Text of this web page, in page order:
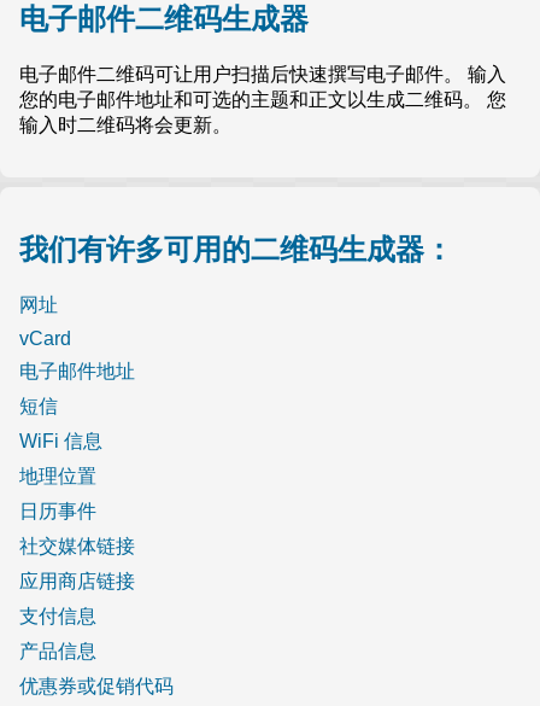
电子邮件二维码生成器
电子邮件二维码可让用户扫描后快速撰写电子邮件。 输入
您的电子邮件地址和可选的主题和正文以生成二维码。 您
输入时二维码将会更新。
我们有许多可用的二维码生成器：
网址
vCard
电子邮件地址
短信
WiFi 信息
地理位置
日历事件
社交媒体链接
应用商店链接
支付信息
产品信息
优惠券或促销代码